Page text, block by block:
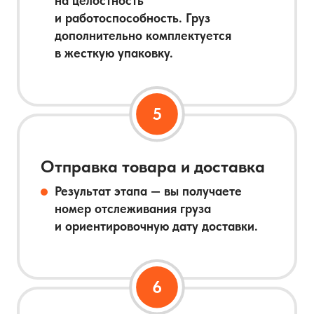
и работоспособность. Груз
дополнительно комплектуется
в жесткую упаковку.
Отправка товара и доставка
Результат этапа — вы получаете
номер отслеживания груза
и ориентировочную дату доставки.